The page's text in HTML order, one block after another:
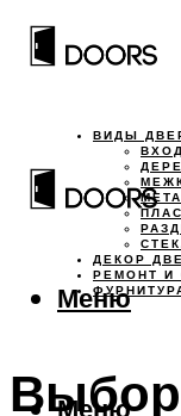
ВИДЫ
ДЕКОР
РЕМОНТ И
Меню
Меню